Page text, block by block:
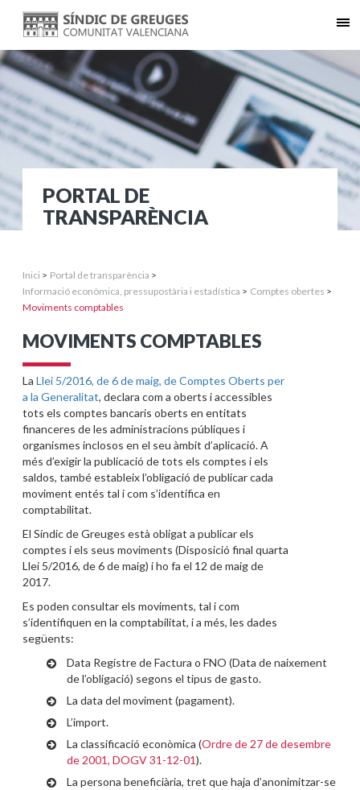
PORTAL DE
TRANSPARÈNCIA
Inici > Portal de transparència >
Informació econòmica, pressupostària i estadística > Comptes obertes >
Moviments comptables
MOVIMENTS COMPTABLES
La Llei 5/2016, de 6 de maig, de Comptes Oberts per
a la Generalitat, declara com a oberts i accessibles
tots els comptes bancaris oberts en entitats
financeres de les administracions públiques i
organismes inclosos en el seu àmbit d’aplicació. A
més d’exigir la publicació de tots els comptes i els
saldos, també estableix l’obligació de publicar cada
moviment entés tal i com s’identifica en
comptabilitat.
El Síndic de Greuges està obligat a publicar els
comptes i els seus moviments (Disposició final quarta
Llei 5/2016, de 6 de maig) i ho fa el 12 de maig de
2017.
Es poden consultar els moviments, tal i com
s’identifiquen en la comptabilitat, i a més, les dades
següents:
Data Registre de Factura o FNO (Data de naixement
de l’obligació) segons el tipus de gasto.
La data del moviment (pagament).
L’import.
La classificació econòmica (Ordre de 27 de desembre
de 2001, DOGV 31-12-01).
La persona beneficiària, tret que haja d’anonimitzar-se